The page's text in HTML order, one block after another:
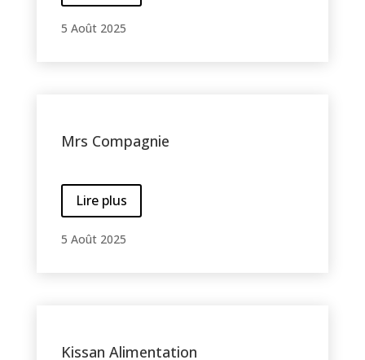
5 Août 2025
Mrs Compagnie
Lire plus
5 Août 2025
Kissan Alimentation